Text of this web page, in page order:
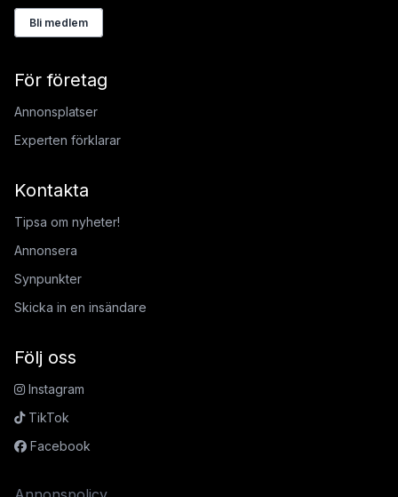
Bli medlem
För företag
Annonsplatser
Experten förklarar
Kontakta
Tipsa om nyheter!
Annonsera
Synpunkter
Skicka in en insändare
Följ oss
Instagram
TikTok
Facebook